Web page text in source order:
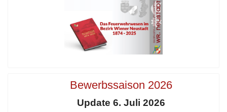
Bewerbssaison 2026
Update 6. Juli 2026